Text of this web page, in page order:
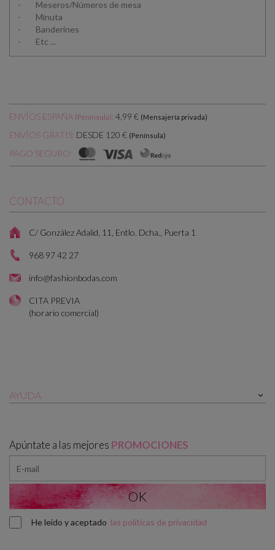
- Meseros/Números de mesa
- Minuta
- Banderines
- Etc …
ENVÍOS ESPAÑA (Península): 4,99 € (Mensajería privada)
ENVÍOS GRATIS: DESDE 120 € (Península)
PAGO SEGURO:
CONTACTO
C/ González Adalid, 11, Entlo. Dcha., Puerta 1
968 97 42 27
info@fashionbodas.com
CITA PREVIA
(horario comercial)
AYUDA 
Apúntate a las mejores PROMOCIONES
He leído y aceptado las políticas de privacidad